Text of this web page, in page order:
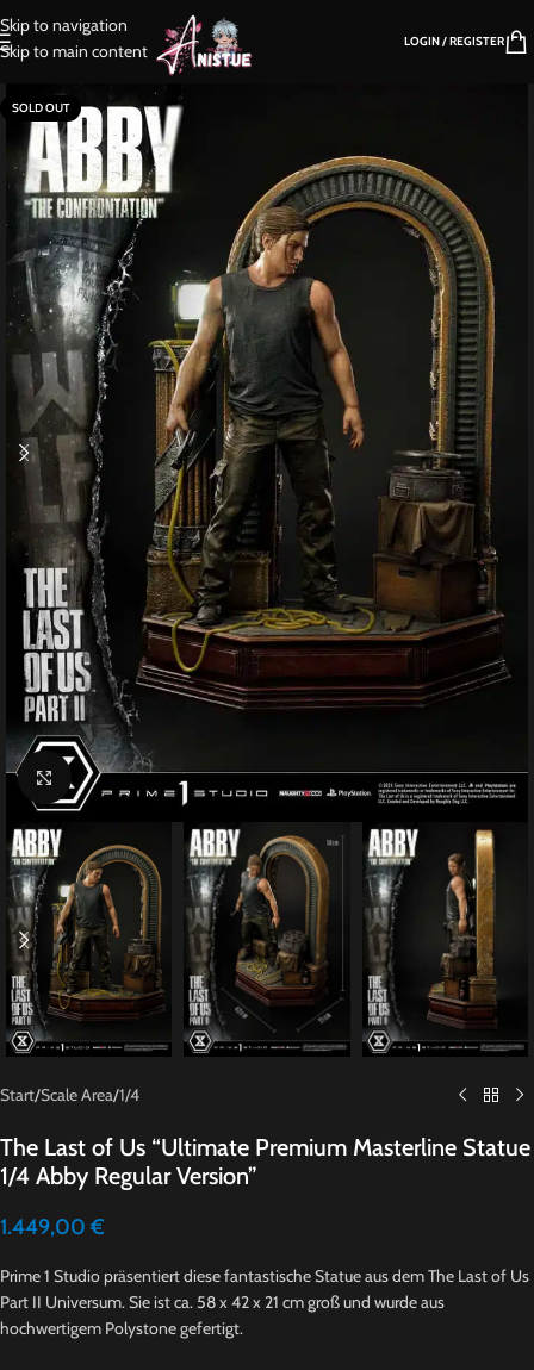
Skip to navigation
Skip to main content
LOGIN / REGISTER
SOLD OUT
Click to enlarge
Start/Scale Area/1/4
The Last of Us “Ultimate Premium Masterline Statue
1/4 Abby Regular Version”
1.449,00 €
Prime 1 Studio präsentiert diese fantastische Statue aus dem The Last of Us
Part II Universum. Sie ist ca. 58 x 42 x 21 cm groß und wurde aus
hochwertigem Polystone gefertigt.